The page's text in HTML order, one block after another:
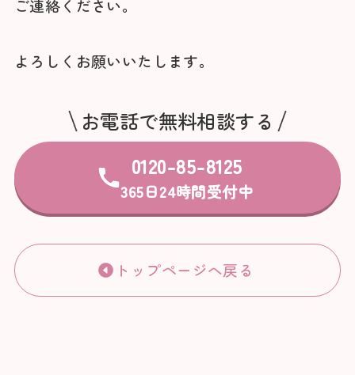
ご連絡ください。
よろしくお願いいたします。
お電話で無料相談する
0120-85-8125
365日24時間受付中
トップページへ戻る